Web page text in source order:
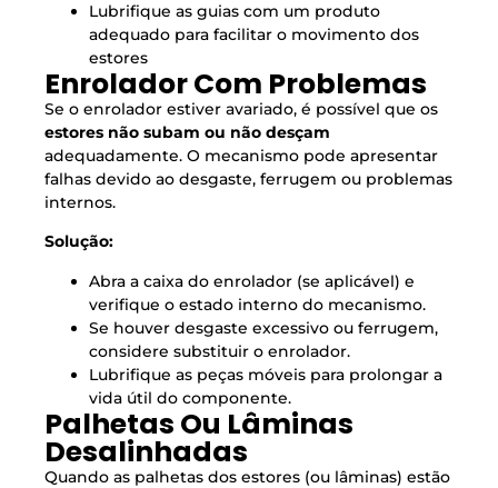
Lubrifique as guias com um produto
adequado para facilitar o movimento dos
estores
Enrolador Com Problemas
Se o enrolador estiver avariado, é possível que os
estores não subam ou não desçam
adequadamente. O mecanismo pode apresentar
falhas devido ao desgaste, ferrugem ou problemas
internos.
Solução:
Abra a caixa do enrolador (se aplicável) e
verifique o estado interno do mecanismo.
Se houver desgaste excessivo ou ferrugem,
considere substituir o enrolador.
Lubrifique as peças móveis para prolongar a
vida útil do componente.
Palhetas Ou Lâminas
Desalinhadas
Quando as palhetas dos estores (ou lâminas) estão